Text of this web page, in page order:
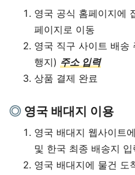
영국 공식 홈페이지에
페이지로 이동
영국 직구 사이트 배송
행지) 주소 입력
상품 결제 완료
영국 배대지 이용
영국 배대지 웹사이트
및 한국 최종 배송지 입
영국 배대지에 물건 도